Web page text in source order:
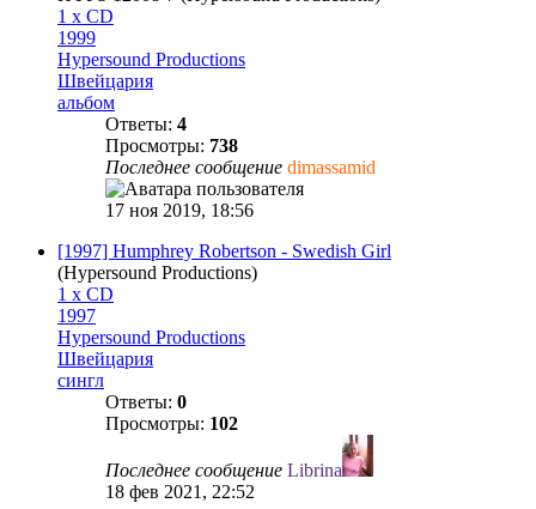
1 x CD
1999
Hypersound Productions
Швейцария
альбом
Ответы: 4
Просмотры: 738
Последнее сообщение dimassamid
17 ноя 2019, 18:56
[1997] Humphrey Robertson - Swedish Girl
(Hypersound Productions)
1 x CD
1997
Hypersound Productions
Швейцария
сингл
Ответы: 0
Просмотры: 102
Последнее сообщение Librina
18 фев 2021, 22:52